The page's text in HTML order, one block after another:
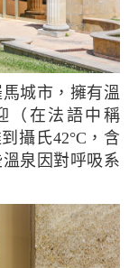
（在法語中稱
攝氏42°C，含
泉因對呼吸系